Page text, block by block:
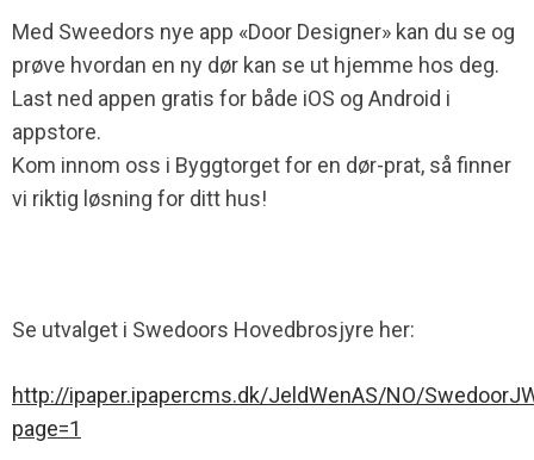
Med Sweedors nye app «Door Designer» kan du se og
prøve hvordan en ny dør kan se ut hjemme hos deg.
Last ned appen gratis for både iOS og Android i
appstore.
Kom innom oss i Byggtorget for en dør-prat, så finner
vi riktig løsning for ditt hus!
Se utvalget i Swedoors Hovedbrosjyre her:
http://ipaper.ipapercms.dk/JeldWenAS/NO/
page=1